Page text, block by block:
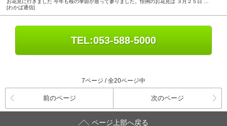
[わかば通信]
TEL:053-588-5000
7ページ / 全20ページ中
前のページ 次のページ
ページ上部へ戻る